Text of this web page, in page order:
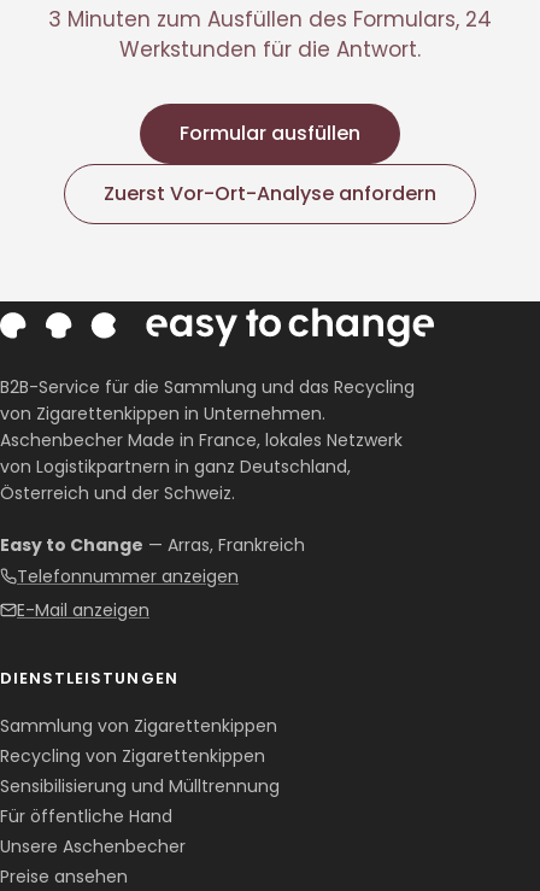
3 Minuten zum Ausfüllen des Formulars, 24
Werkstunden für die Antwort.
Formular ausfüllen
Zuerst Vor-Ort-Analyse anfordern
B2B-Service für die Sammlung und das Recycling
von Zigarettenkippen in Unternehmen.
Aschenbecher Made in France, lokales Netzwerk
von Logistikpartnern in ganz Deutschland,
Österreich und der Schweiz.
Easy to Change — Arras, Frankreich
Telefonnummer anzeigen
E-Mail anzeigen
DIENSTLEISTUNGEN
Sammlung von Zigarettenkippen
Recycling von Zigarettenkippen
Sensibilisierung und Mülltrennung
Für öffentliche Hand
Unsere Aschenbecher
Preise ansehen